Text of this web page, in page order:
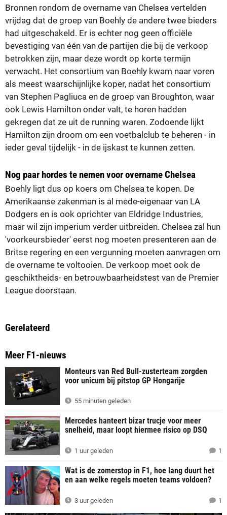
Bronnen rondom de overname van Chelsea vertelden
vrijdag dat de groep van Boehly de andere twee bieders
had uitgeschakeld. Er is echter nog geen officiële
bevestiging van één van de partijen die bij de verkoop
betrokken zijn, maar deze wordt op korte termijn
verwacht. Het consortium van Boehly kwam naar voren
als meest waarschijnlijke koper, nadat het consortium
van Stephen Pagliuca en de groep van Broughton, waar
ook Lewis Hamilton onder valt, te horen hadden
gekregen dat ze uit de running waren. Zodoende lijkt
Hamilton zijn droom om een voetbalclub te beheren - in
ieder geval tijdelijk - in de ijskast te kunnen zetten.
Nog paar hordes te nemen voor overname Chelsea
Boehly ligt dus op koers om Chelsea te kopen. De
Amerikaanse zakenman is al mede-eigenaar van LA
Dodgers en is ook oprichter van Eldridge Industries,
maar wil zijn imperium verder uitbreiden. Chelsea zal hun
'voorkeursbieder' eerst nog moeten presenteren aan de
Britse regering en een vergunning moeten aanvragen om
de overname te voltooien. De verkoop moet ook de
geschiktheids- en betrouwbaarheidstest van de Premier
League doorstaan.
Gerelateerd
Meer F1-nieuws
Monteurs van Red Bull-zusterteam zorgden
voor unicum bij pitstop GP Hongarije
55 minuten geleden
Mercedes hanteert bizar trucje voor meer
snelheid, maar loopt hiermee risico op DSQ
1 uur geleden 1
Wat is de zomerstop in F1, hoe lang duurt het
en aan welke regels moeten teams voldoen?
3 uur geleden 1